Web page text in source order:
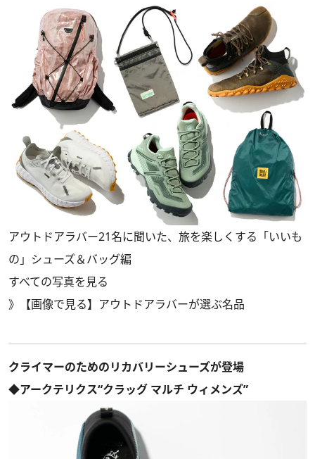
アウトドアラバー21名に聞いた、旅を楽しくする「いいも
の」シューズ＆バッグ編
すべての写真を見る
》
【画像で見る】アウトドアラバーが選ぶ名品
クライマーのためのリカバリーシューズが登場
◆アークテリクス“クラッグ マルチ ウィメンズ”